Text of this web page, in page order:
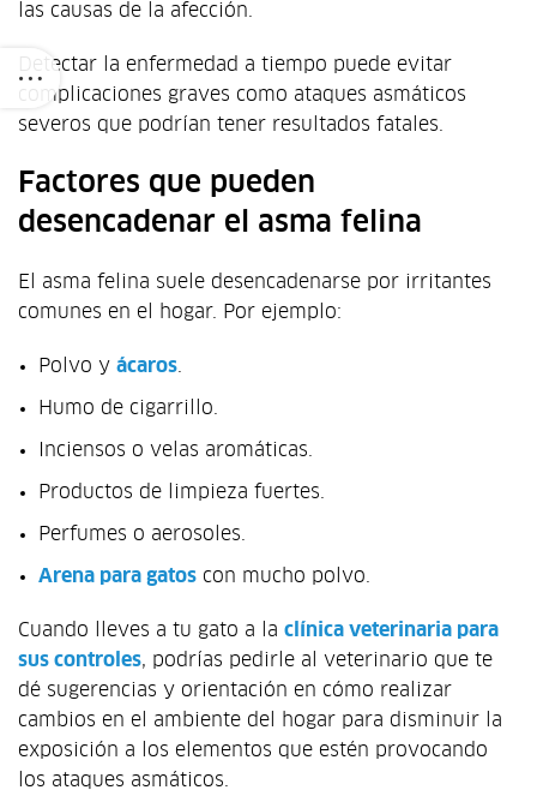
las causas de la afección.
Detectar la enfermedad a tiempo puede evitar
complicaciones graves como ataques asmáticos
severos que podrían tener resultados fatales.
Factores que pueden
desencadenar el asma felina
El asma felina suele desencadenarse por irritantes
comunes en el hogar. Por ejemplo:
Polvo y ácaros.
Humo de cigarrillo.
Inciensos o velas aromáticas.
Productos de limpieza fuertes.
Perfumes o aerosoles.
Arena para gatos con mucho polvo.
Cuando lleves a tu gato a la clínica veterinaria para
sus controles, podrías pedirle al veterinario que te
dé sugerencias y orientación en cómo realizar
cambios en el ambiente del hogar para disminuir la
exposición a los elementos que estén provocando
los ataques asmáticos.